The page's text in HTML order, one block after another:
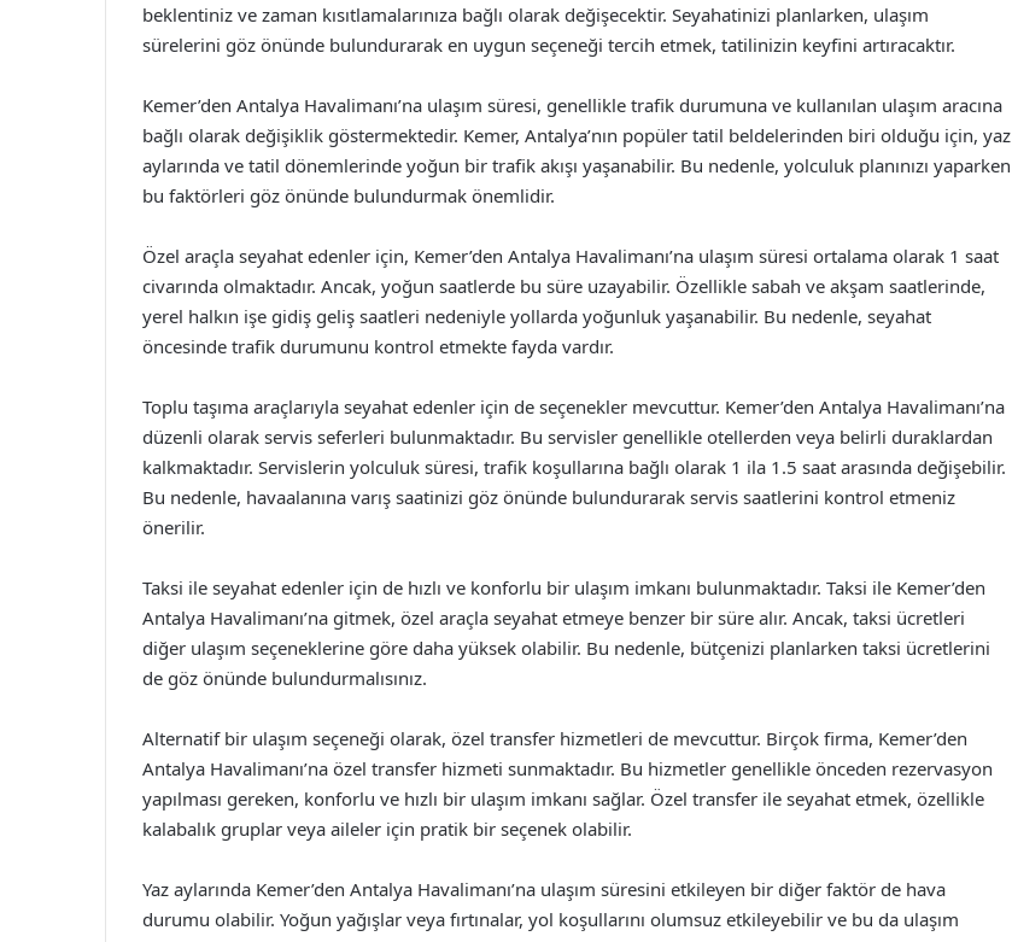
beklentiniz ve zaman kısıtlamalarınıza bağlı olarak değişecektir. Seyahatinizi planlarken, ulaşım
sürelerini göz önünde bulundurarak en uygun seçeneği tercih etmek, tatilinizin keyfini artıracaktır.
Kemer’den Antalya Havalimanı’na ulaşım süresi, genellikle trafik durumuna ve kullanılan ulaşım aracına
bağlı olarak değişiklik göstermektedir. Kemer, Antalya’nın popüler tatil beldelerinden biri olduğu için, yaz
aylarında ve tatil dönemlerinde yoğun bir trafik akışı yaşanabilir. Bu nedenle, yolculuk planınızı yaparken
bu faktörleri göz önünde bulundurmak önemlidir.
Özel araçla seyahat edenler için, Kemer’den Antalya Havalimanı’na ulaşım süresi ortalama olarak 1 saat
civarında olmaktadır. Ancak, yoğun saatlerde bu süre uzayabilir. Özellikle sabah ve akşam saatlerinde,
yerel halkın işe gidiş geliş saatleri nedeniyle yollarda yoğunluk yaşanabilir. Bu nedenle, seyahat
öncesinde trafik durumunu kontrol etmekte fayda vardır.
Toplu taşıma araçlarıyla seyahat edenler için de seçenekler mevcuttur. Kemer’den Antalya Havalimanı’na
düzenli olarak servis seferleri bulunmaktadır. Bu servisler genellikle otellerden veya belirli duraklardan
kalkmaktadır. Servislerin yolculuk süresi, trafik koşullarına bağlı olarak 1 ila 1.5 saat arasında değişebilir.
Bu nedenle, havaalanına varış saatinizi göz önünde bulundurarak servis saatlerini kontrol etmeniz
önerilir.
Taksi ile seyahat edenler için de hızlı ve konforlu bir ulaşım imkanı bulunmaktadır. Taksi ile Kemer’den
Antalya Havalimanı’na gitmek, özel araçla seyahat etmeye benzer bir süre alır. Ancak, taksi ücretleri
diğer ulaşım seçeneklerine göre daha yüksek olabilir. Bu nedenle, bütçenizi planlarken taksi ücretlerini
de göz önünde bulundurmalısınız.
Alternatif bir ulaşım seçeneği olarak, özel transfer hizmetleri de mevcuttur. Birçok firma, Kemer’den
Antalya Havalimanı’na özel transfer hizmeti sunmaktadır. Bu hizmetler genellikle önceden rezervasyon
yapılması gereken, konforlu ve hızlı bir ulaşım imkanı sağlar. Özel transfer ile seyahat etmek, özellikle
kalabalık gruplar veya aileler için pratik bir seçenek olabilir.
Yaz aylarında Kemer’den Antalya Havalimanı’na ulaşım süresini etkileyen bir diğer faktör de hava
durumu olabilir. Yoğun yağışlar veya fırtınalar, yol koşullarını olumsuz etkileyebilir ve bu da ulaşım